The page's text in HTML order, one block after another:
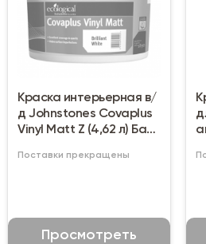
Краска интерьерная в/
д Johnstones Covaplus
Vinyl Matt Z (4,62 л) База
Поставки прекращены
Просмотреть